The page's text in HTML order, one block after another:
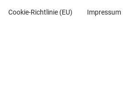
Cookie-Richtlinie (EU) Impressum